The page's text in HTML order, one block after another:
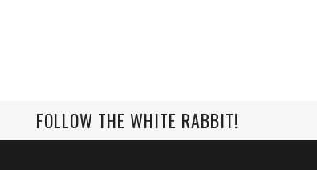
FOLLOW THE WHITE RABBIT!